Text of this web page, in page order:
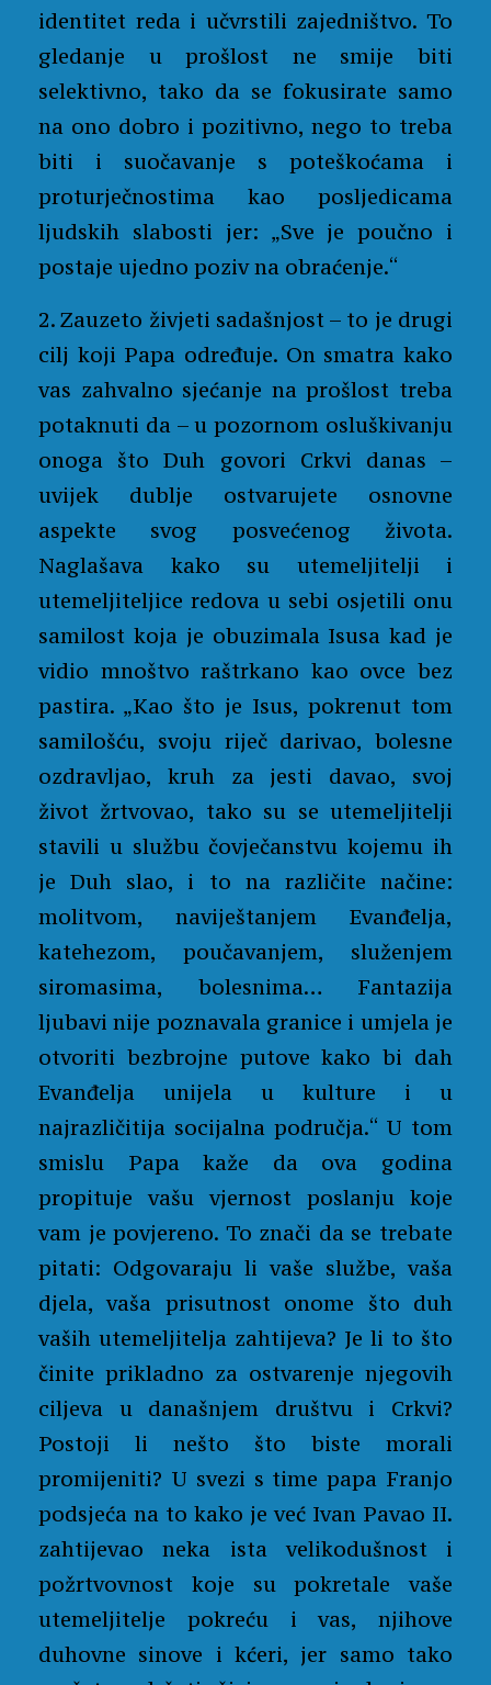
identitet reda i učvrstili zajedništvo. To
gledanje u prošlost ne smije biti
selektivno, tako da se fokusirate samo
na ono dobro i pozitivno, nego to treba
biti i suočavanje s poteškoćama i
proturječnostima kao posljedicama
ljudskih slabosti jer: „Sve je poučno i
postaje ujedno poziv na obraćenje.“
2. Zauzeto živjeti sadašnjost – to je drugi
cilj koji Papa određuje. On smatra kako
vas zahvalno sjećanje na prošlost treba
potaknuti da – u pozornom osluškivanju
onoga što Duh govori Crkvi danas –
uvijek dublje ostvarujete osnovne
aspekte svog posvećenog života.
Naglašava kako su utemeljitelji i
utemeljiteljice redova u sebi osjetili onu
samilost koja je obuzimala Isusa kad je
vidio mnoštvo raštrkano kao ovce bez
pastira. „Kao što je Isus, pokrenut tom
samilošću, svoju riječ darivao, bolesne
ozdravljao, kruh za jesti davao, svoj
život žrtvovao, tako su se utemeljitelji
stavili u službu čovječanstvu kojemu ih
je Duh slao, i to na različite načine:
molitvom, naviještanjem Evanđelja,
katehezom, poučavanjem, služenjem
siromasima, bolesnima… Fantazija
ljubavi nije poznavala granice i umjela je
otvoriti bezbrojne putove kako bi dah
Evanđelja unijela u kulture i u
najrazličitija socijalna područja.“ U tom
smislu Papa kaže da ova godina
propituje vašu vjernost poslanju koje
vam je povjereno. To znači da se trebate
pitati: Odgovaraju li vaše službe, vaša
djela, vaša prisutnost onome što duh
vaših utemeljitelja zahtijeva? Je li to što
činite prikladno za ostvarenje njegovih
ciljeva u današnjem društvu i Crkvi?
Postoji li nešto što biste morali
promijeniti? U svezi s time papa Franjo
podsjeća na to kako je već Ivan Pavao II.
zahtijevao neka ista velikodušnost i
požrtvovnost koje su pokretale vaše
utemeljitelje pokreću i vas, njihove
duhovne sinove i kćeri, jer samo tako